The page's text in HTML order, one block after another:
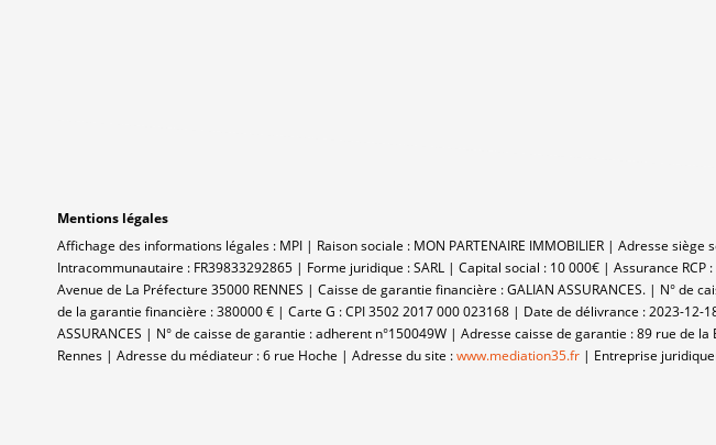
Mentions légales
Affichage des informations légales : MPI | Raison sociale : MON PARTENAIRE IMMOBILIER | Adresse
Intracommunautaire : FR39833292865 | Forme juridique : SARL | Capital social : 10 000€ | Assurance RCP :
Avenue de La Préfecture 35000 RENNES | Caisse de garantie financière : GALIAN ASSURANCES. | N°
de la garantie financière : 380000 € | Carte G : CPI 3502 2017 000 023168 | Date de délivrance : 2023-
ASSURANCES | N° de caisse de garantie : adherent n°150049W | Adresse caisse de garantie : 89 rue
Rennes | Adresse du médiateur : 6 rue Hoche | Adresse du site :www.mediation35.fr | Entreprise